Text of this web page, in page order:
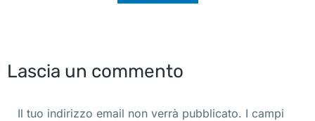
Lascia un commento
Il tuo indirizzo email non verrà pubblicato. I campi